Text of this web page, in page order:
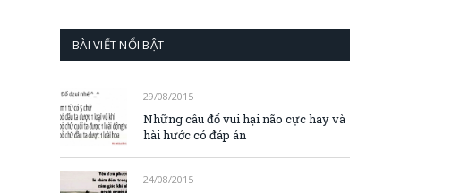
BÀI VIẾT NỔI BẬT
29/08/2015
Những câu đố vui hại não cực hay và
hài hước có đáp án
24/08/2015